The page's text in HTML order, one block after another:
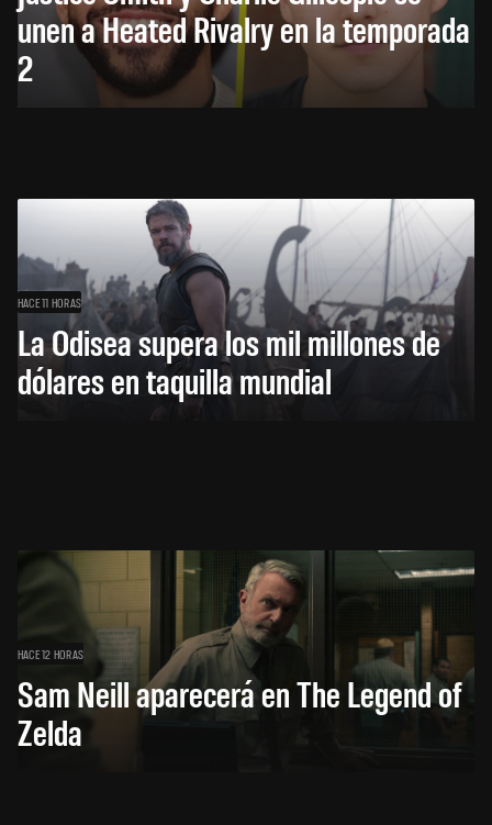
unen a Heated Rivalry en la temporada
2
HACE 11 HORAS
La Odisea supera los mil millones de
dólares en taquilla mundial
HACE 12 HORAS
Sam Neill aparecerá en The Legend of
Zelda